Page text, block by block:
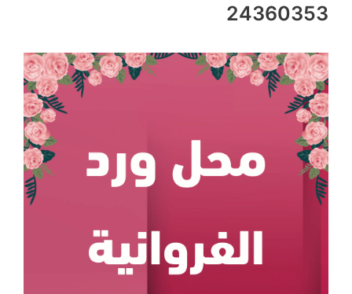
24360353